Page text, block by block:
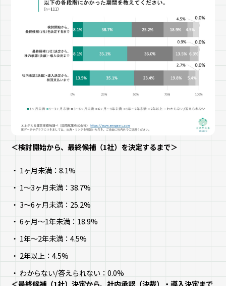
＜検討開始から、最終候補（1社）を決定するまで＞
1ヶ月未満：8.1%
1～3ヶ月未満：38.7%
3～6ヶ月未満：25.2%
6ヶ月～1年未満：18.9%
1年～2年未満：4.5%
2年以上：4.5%
わからない/答えられない：0.0%
＜最終候補（1社）決定から、社内承認（決裁）・導入決定まで